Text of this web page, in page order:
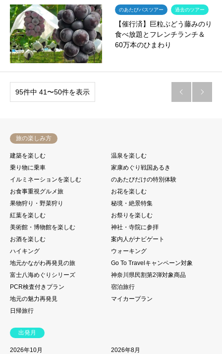
のあたびバスツアー 過去のツアー
【催行済】巨粒ぶどう藤みのり
食べ放題とフレンチランチ＆
60万本のひまわり
95件中 41〜50件を表示  
旅の楽しみ方
建築を楽しむ
温泉を楽しむ
乗り物に乗車
家康めぐり戦国あるき
イルミネーションを楽しむ
のあたびだけの特別体験
お食事重視グルメ旅
お花を楽しむ
果物狩り・野菜狩り
秘境・絶景特集
紅葉を楽しむ
お祭りを楽しむ
美術館・博物館を楽しむ
神社・寺院に参拝
お酒を楽しむ
案内人がナビゲート
ハイキング
ウォーキング
地元かながわ再発見の旅
Go To Travelキャンペーン対象
富士八海めぐりシリーズ
神奈川県民割第2弾対象商品
PCR検査付きプラン
宿泊旅行
地元の魅力再発見
マイカープラン
日帰旅行
出発月
2026年10月
2026年8月